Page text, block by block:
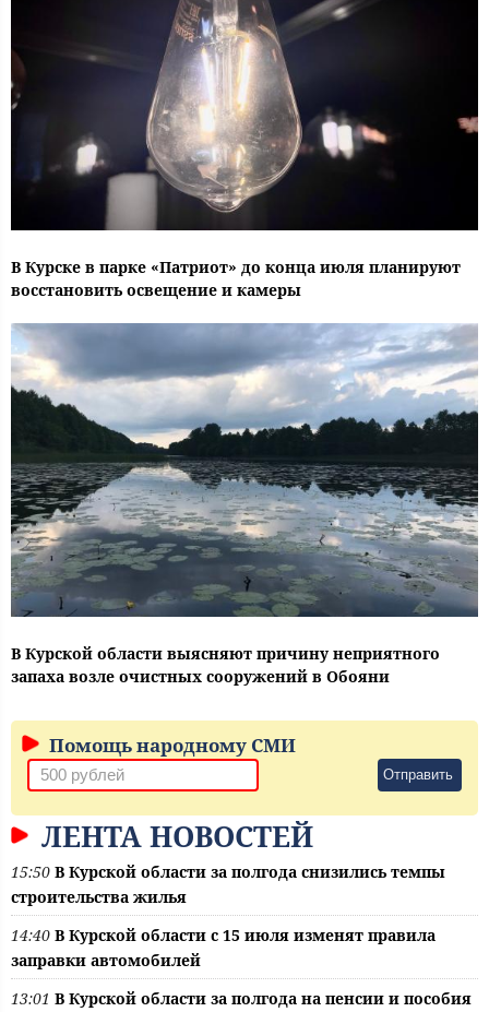
В Курске в парке «Патриот» до конца июля планируют
восстановить освещение и камеры
В Курской области выясняют причину неприятного
запаха возле очистных сооружений в Обояни
Помощь народному СМИ
Отправить
ЛЕНТА НОВОСТЕЙ
15:50 В Курской области за полгода снизились темпы
строительства жилья
14:40 В Курской области с 15 июля изменят правила
заправки автомобилей
13:01 В Курской области за полгода на пенсии и пособия